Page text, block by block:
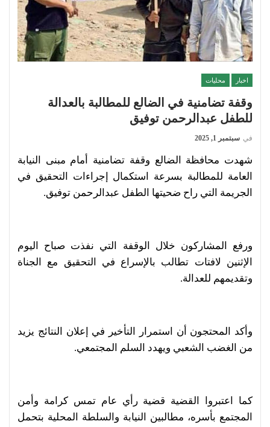
اخبار محليات
وقفة تضامنية في الضالع للمطالبة بالعدالة
للطفل عبدالرحمن توفيق
في سبتمبر 1, 2025
شهدت محافظة الضالع وقفة تضامنية أمام مبنى النيابة
العامة للمطالبة بسرعة استكمال إجراءات التحقيق في
الجريمة التي راح ضحيتها الطفل عبدالرحمن توفيق.
ورفع المشاركون خلال الوقفة التي نفذت صباح اليوم
الإثنين لافتات تطالب بالإسراع في التحقيق مع الجناة
وتقديمهم للعدالة.
وأكد المحتجون أن استمرار التأخير في إعلان النتائج يزيد
من الغضب الشعبي ويهدد السلم المجتمعي.
كما اعتبروا القضية قضية رأي عام تمس كرامة وأمن
المجتمع بأسره، مطالبين النيابة والسلطة المحلية بتحمل